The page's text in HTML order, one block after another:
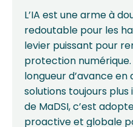
L’IA est une arme à
redoutable pour les
levier puissant pour
protection numérique.
longueur d’avance
solutions toujours
de MaDSI, c’est
proactive et globale